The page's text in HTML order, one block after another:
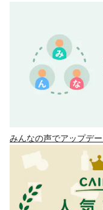
みんなの声でアップデ